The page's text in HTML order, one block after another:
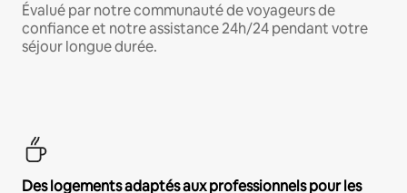
Évalué par notre communauté de voyageurs de
confiance et notre assistance 24h/24 pendant votre
séjour longue durée.
Des logements adaptés aux professionnels pour les